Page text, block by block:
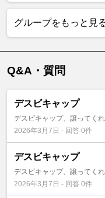
グループをもっと見
Q&A・質問
デスビキャップ
デスビキャップ、譲ってく
2026年3月7日 - 回答 0件
デスビキャップ
デスビキャップ、譲ってく
2026年3月7日 - 回答 0件